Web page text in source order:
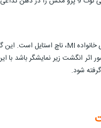
انگشت زیر نمایشگر باشد با
شود.